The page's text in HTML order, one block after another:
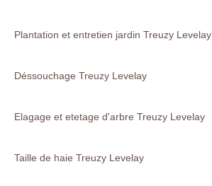
Plantation et entretien jardin Treuzy Levelay
Déssouchage Treuzy Levelay
Elagage et etetage d'arbre Treuzy Levelay
Taille de haie Treuzy Levelay